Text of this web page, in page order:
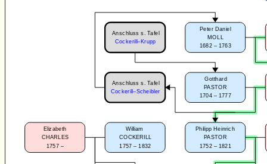
William
COCKERILL
1757 – 1832
Elizabeth
CHARLES
1757 –
Philipp Heinrich
PASTOR
1752 – 1821
Gotthard
PASTOR
1704 – 1777
Anschluss s. Tafel
Cockerill–Krupp
Peter Daniel
MOLL
1682 – 1763
Anschluss s. Tafel
Cockerill–Scheibler